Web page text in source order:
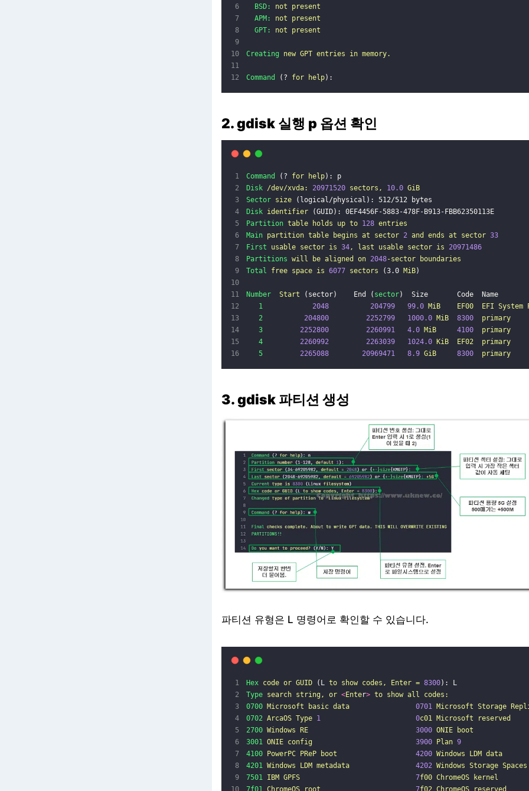
BSD:
not
present
APM:
not
present
GPT:
not present
Creating new GPT entries in memory.
Command (? for help):
2. gdisk 실행 p 옵션 확인
Command (? for help): p
Disk /dev/xvda: 20971520 sectors, 10.0 GiB
Sector size (logical/physical): 512/512 bytes
Disk identifier (GUID): 0EF4456F-5883-478F-B913-FBB62350113E
Partition table holds up to 128 entries
Main partition table begins at sector 2 and ends at sector 33
First
usable sector is 34, last usable sector is
20971486
Partitions will be aligned on 2048-sector
boundaries
Total
free space is 6077 sectors (3.0 MiB)
Number Start (sector)    End ( sector)  Size       Code  Name
1
2048 204799 99.0 MiB EF00 EFI System
2
204800 2252799 1000.0 MiB 8300
primary
3
2252800 2260991 4.0 MiB 4100
primary
4
2260992 2263039 1024.0 KiB EF02
primary
5
2265088 20969471 8.9 GiB 8300 primary
3. gdisk 파티션 생성
파티션 유형은 L 명령어로 확인할 수 있습니다.
Hex code or GUID (L to show codes, Enter = 8300): L
Type search string, or <Enter> to show all
codes:
0700 Microsoft basic data 0701 Microsoft Storage
0702 ArcaOS Type 1 0c01 Microsoft
reserved
2700 Windows RE 3000 ONIE
boot
3001 ONIE config 3900 Plan 9
4100
PowerPC PReP boot 4200 Windows LDM data
4201 Windows LDM metadata 4202 Windows Storage Spaces
7501 IBM GPFS 7f00 ChromeOS
kernel
7f01
ChromeOS root 7f02 ChromeOS reserved